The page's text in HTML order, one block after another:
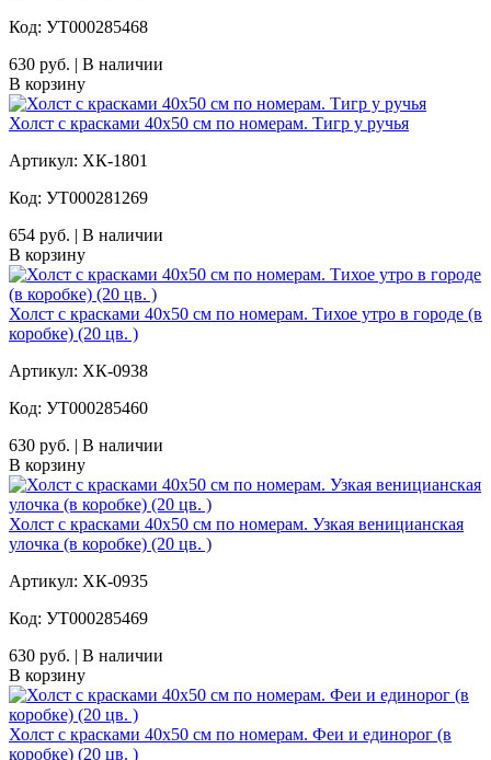
Код: УТ000285468
630 руб. | В наличии
В корзину
Холст с красками 40х50 см по номерам. Тигр у ручья
Артикул: ХК-1801
Код: УТ000281269
654 руб. | В наличии
В корзину
Холст с красками 40х50 см по номерам. Тихое утро в городе (в
коробке) (20 цв. )
Артикул: ХК-0938
Код: УТ000285460
630 руб. | В наличии
В корзину
Холст с красками 40х50 см по номерам. Узкая веницианская
улочка (в коробке) (20 цв. )
Артикул: ХК-0935
Код: УТ000285469
630 руб. | В наличии
В корзину
Холст с красками 40х50 см по номерам. Феи и единорог (в
коробке) (20 цв. )